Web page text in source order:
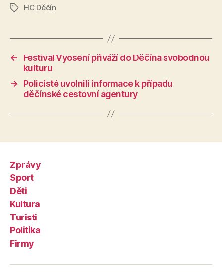
ŠtítkyHC Děčín
←
Festival Vyosení přiváží do Děčína svobodnou
kulturu
→
Policisté uvolnili informace k případu
děčínské cestovní agentury
Zprávy
Sport
Děti
Kultura
Turisti
Politika
Firmy